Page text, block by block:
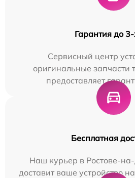
Гарантия до 3-
Сервисный центр
оригинальные запчасти
предоставляет
Бесплатная
Наш курьер в Ростове-
доставит ваше устройство